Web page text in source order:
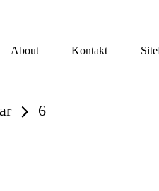
About Kontakt
6